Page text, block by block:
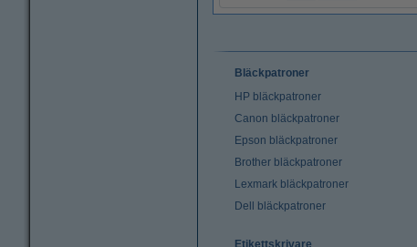
Bläckpatroner
HP bläckpatroner
Canon bläckpatroner
Epson bläckpatroner
Brother bläckpatroner
Lexmark bläckpatroner
Dell bläckpatroner
Etikettskrivare